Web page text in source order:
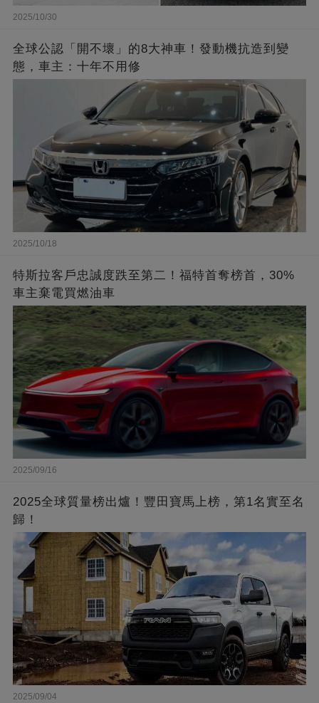
2025/10/30
全球公認「開不壞」的8大神車！發動機抗造到變
態，車主：十年不用修
2025/10/18
特斯拉客戶忠誠度跌至第二！福特首奪榜首，30%
車主棄電買燃油車
2025/09/16
2025全球質量榜出爐！豐田寶馬上榜，第1名實至名
歸！
2025/09/04